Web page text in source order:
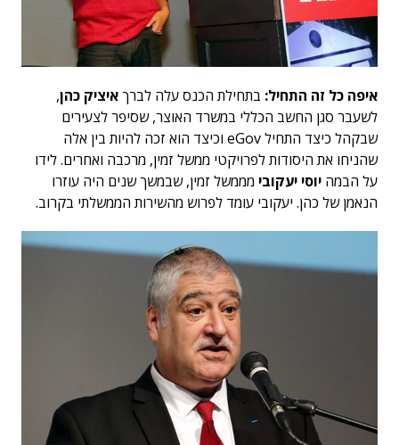
איפה כל זה התחיל: בתחילת הכנס עלה לברךאיציק כהן,
לשעבר סגן החשב הכללי במשרד האוצר, שסיפר לצעירים
שבקהל כיצד התחיל eGov וכיצד הוא זכה להיות בין אלה
שהניחו את היסודות לפרויקטי ממשל זמין, מרכבה ואחרים. לידו
על הבמה יוסי יעקובי מממשל זמין, שבמשך שנים היה עוזרו
הנאמן של כהן. יעקובי עומד לפרוש מהשירות הממשלתי בקרוב.